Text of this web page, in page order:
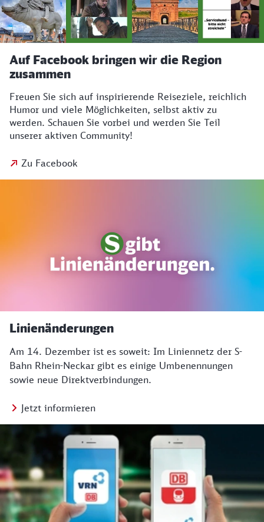
Auf Facebook bringen wir die Region
zusammen
Freuen Sie sich auf inspirierende Reiseziele, reichlich
Humor und viele Möglichkeiten, selbst aktiv zu
werden. Schauen Sie vorbei und werden Sie Teil
unserer aktiven Community!
Zu Facebook
Linienänderungen
Am 14. Dezember ist es soweit: Im Liniennetz der S-
Bahn Rhein-Neckar gibt es einige Umbenennungen
sowie neue Direktverbindungen.
Jetzt informieren